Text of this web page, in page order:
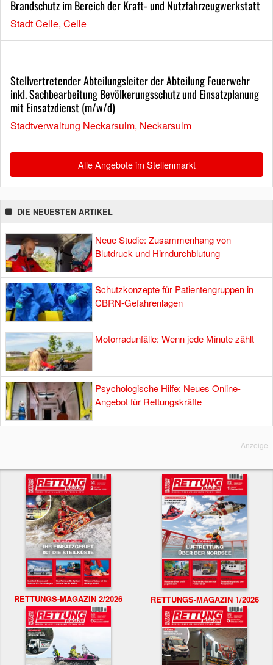
Brandschutz im Bereich der Kraft- und Nutzfahrzeugwerkstatt
Stadt Celle, Celle
Stellvertretender Abteilungsleiter der Abteilung Feuerwehr
inkl. Sachbearbeitung Bevölkerungsschutz und Einsatzplanung
mit Einsatzdienst (m/w/d)
Stadtverwaltung Neckarsulm, Neckarsulm
Alle Angebote im Stellenmarkt
DIE NEUESTEN ARTIKEL
Neue Studie: Zusammenhang von
Blutdruck und Hirndurchblutung
Schutzkonzepte für Patientengruppen in
CBRN-Gefahrenlagen
Motorradunfälle: Wenn jede Minute zählt
Psychologische Hilfe: Neues Online-
Angebot für Rettungskräfte
Anzeige
RETTUNGS-MAGAZIN 2/2026 RETTUNGS-MAGAZIN 1/2026